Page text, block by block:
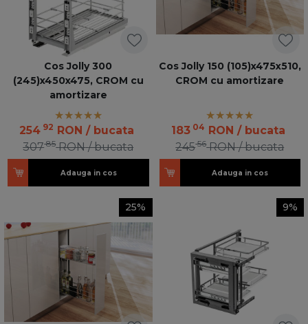
Cos Jolly 300
(245)x450x475, CROM cu
amortizare
254 92 RON / bucata
30785 RON / bucata
Adauga in cos
Cos Jolly 150 (105)x475x510,
CROM cu amortizare
183 04 RON / bucata
24556 RON / bucata
Adauga in cos
25% 9%